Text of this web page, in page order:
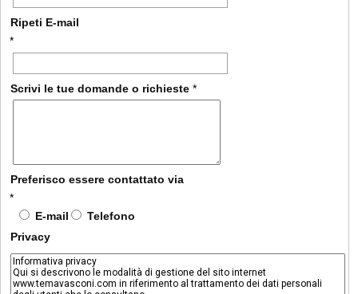
Ripeti E-mail
*
Scrivi le tue domande o richieste *
Preferisco essere contattato via
*
E-mail
Telefono
Privacy